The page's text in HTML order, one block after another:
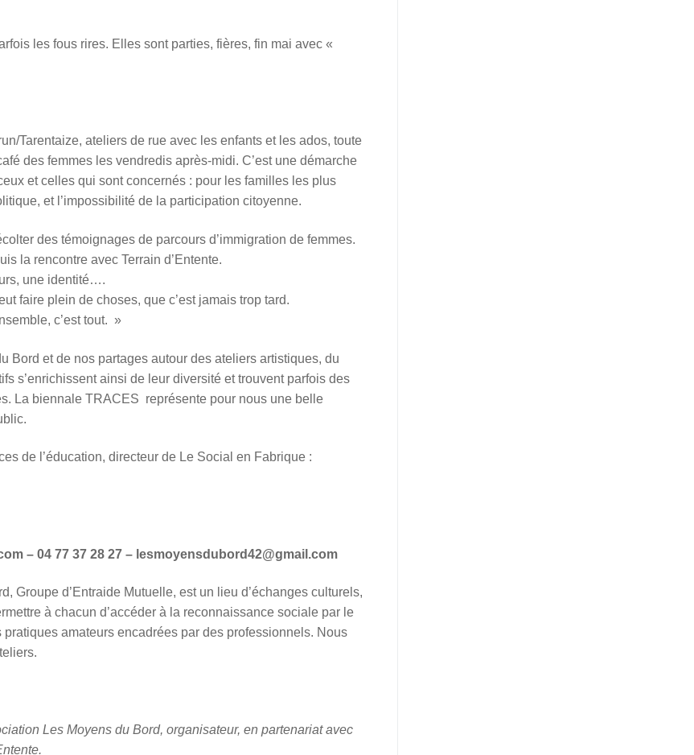
les fous rires. Elles sont parties, fières, fin mai avec «
Tarentaize, ateliers de rue avec les enfants et les ados, toute
des femmes les vendredis après-midi. C’est une démarche
et celles qui sont concernés : pour les familles les plus
et l’impossibilité de la participation citoyenne.
des témoignages de parcours d’immigration de femmes.
la rencontre avec Terrain d’Entente.
une identité….
faire plein de choses, que c’est jamais trop tard.
c’est tout. »
Bord et de nos partages autour des ateliers artistiques, du
s’enrichissent ainsi de leur diversité et trouvent parfois des
La biennale TRACES représente pour nous une belle
de l’éducation, directeur de Le Social en Fabrique :
– 04 77 37 28 27 – lesmoyensdubord42@gmail.com
Groupe d’Entraide Mutuelle, est un lieu d’échanges culturels,
à chacun d’accéder à la reconnaissance sociale par le
amateurs encadrées par des professionnels. Nous
Les Moyens du Bord, organisateur, en partenariat avec